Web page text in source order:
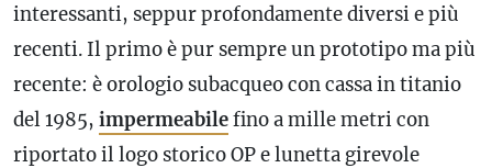
interessanti, seppur profondamente diversi e più
recenti. Il primo è pur sempre un prototipo ma più
recente: è orologio subacqueo con cassa in titanio
del 1985, impermeabilefino a mille metri con
riportato il logo storico OP e lunetta girevole